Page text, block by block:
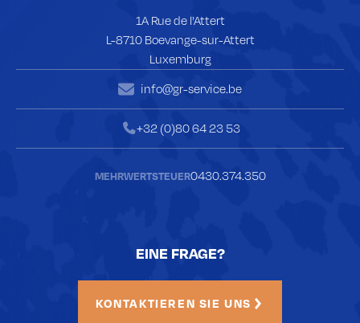
1A Rue de l'Attert
L-8710 Boevange-sur-Attert
Luxemburg
Envoyer un mail à
info@gr-service.be
Telefonieren Sie mit
+32 (0)80 64 23 53
MEHRWERTSTEUER0430.374.350
EINE FRAGE?
KONTAKTIEREN SIE UNS